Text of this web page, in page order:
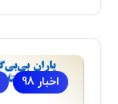
اخبار 98